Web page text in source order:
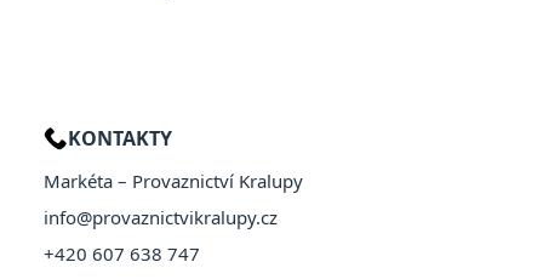
KONTAKTY
Markéta – Provaznictví Kralupy
info@provaznictvikralupy.cz
+420 607 638 747